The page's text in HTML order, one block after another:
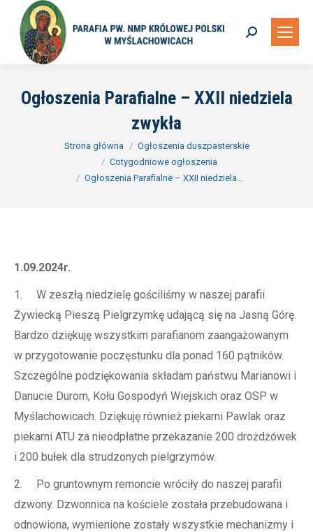
Szukaj:
Ogłoszenia Parafialne – XXII niedziela
zwykła
Jesteś tutaj:Strona główna
Ogłoszenia duszpasterskie
Cotygodniowe ogłoszenia
Ogłoszenia Parafialne – XXII niedziela…
1.09.2024r.
1. W zeszłą niedzielę gościliśmy w naszej parafii
Żywiecką Pieszą Pielgrzymkę udającą się na Jasną Górę.
Bardzo dziękuję wszystkim parafianom zaangażowanym
w przygotowanie poczęstunku dla ponad 160 pątników.
Szczególne podziękowania składam państwu Marianowi i
Danucie Durom, Kołu Gospodyń Wiejskich oraz OSP w
Myślachowicach. Dziękuję również piekarni Pawlak oraz
piekarni ATU za nieodpłatne przekazanie 200 drożdżówek
i 200 bułek dla strudzonych pielgrzymów.
2. Po gruntownym remoncie wróciły do naszej parafii
dzwony. Dzwonnica na kościele została przebudowana i
odnowiona, wymienione zostały wszystkie mechanizmy i